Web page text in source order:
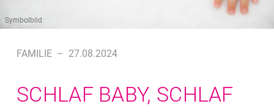
Symbolbild
FAMILIE – 27.08.2024
SCHLAF BABY, SCHLAF